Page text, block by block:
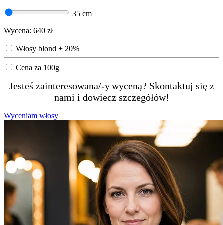
35 cm
Wycena: 640 zł
Włosy blond + 20%
Cena za 100g
Jesteś zainteresowana/-y wyceną? Skontaktuj się z
nami i dowiedz szczegółów!
Wyceniam włosy